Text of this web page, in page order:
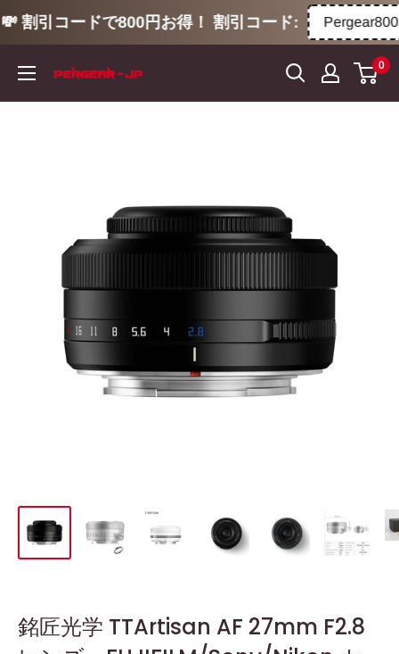
割引コードで800円お得！ 割引コード: Pergear800
テ
0
銘匠光学 TTArtisan AF 27mm F2.8